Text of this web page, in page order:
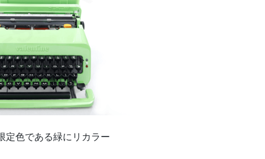
定色である緑にリカラー